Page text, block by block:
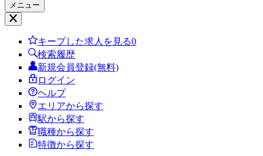
メニュー
キープした求人を見る0
検索履歴
新規会員登録(無料)
ログイン
ヘルプ
エリアから探す
駅から探す
職種から探す
特徴から探す